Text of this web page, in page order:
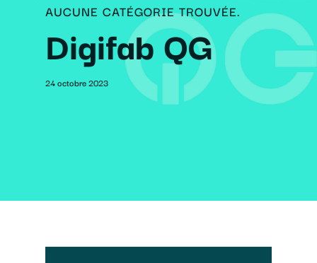
AUCUNE CATÉGORIE TROUVÉE.
Digifab QG
24 octobre 2023